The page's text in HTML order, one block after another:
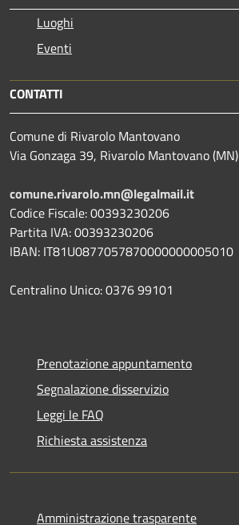
Luoghi
Eventi
CONTATTI
Comune di Rivarolo Mantovano
Via Gonzaga 39, Rivarolo Mantovano (MN)
comune.rivarolo.mn@legalmail.it
Codice Fiscale: 00393230206
Partita IVA: 00393230206
IBAN: IT81U0877057870000000005010
Centralino Unico: 0376 99101
Prenotazione appuntamento
Segnalazione disservizio
Leggi le FAQ
Richiesta assistenza
Amministrazione trasparente